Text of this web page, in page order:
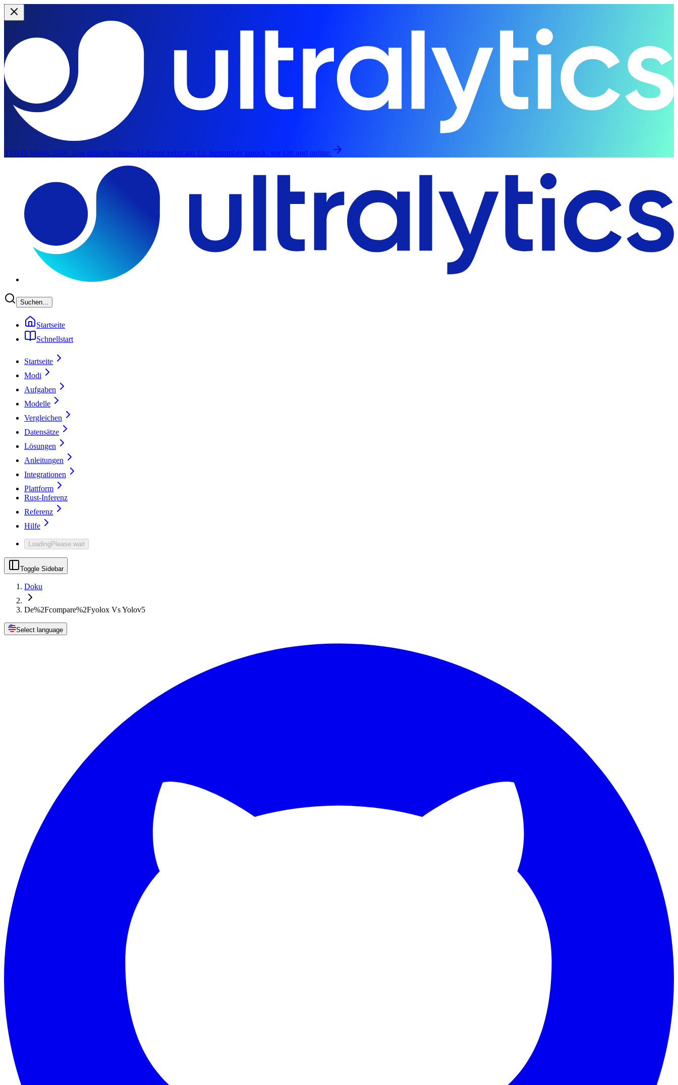
YOLO Vision 2026: Das globale Vision-AI-Event kehrt am 13. September zurück, vor Ort und online.
Suchen...
Startseite
Schnellstart
Startseite
Modi
Aufgaben
Modelle
Vergleichen
Datensätze
Lösungen
Anleitungen
Integrationen
Plattform
Rust-Inferenz
Referenz
Hilfe
LoadingPlease wait
Toggle Sidebar
Doku
De%2Fcompare%2Fyolox Vs Yolov5
Select language